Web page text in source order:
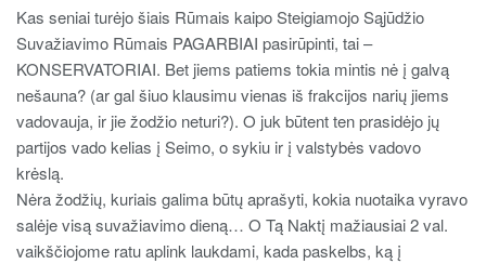
Kas seniai turėjo šiais Rūmais kaipo Steigiamojo Sąjūdžio
Suvažiavimo Rūmais PAGARBIAI pasirūpinti, tai –
KONSERVATORIAI. Bet jiems patiems tokia mintis nė į galvą
nešauna? (ar gal šiuo klausimu vienas iš frakcijos narių jiems
vadovauja, ir jie žodžio neturi?). O juk būtent ten prasidėjo jų
partijos vado kelias į Seimo, o sykiu ir į valstybės vadovo
krėslą.
Nėra žodžių, kuriais galima būtų aprašyti, kokia nuotaika vyravo
salėje visą suvažiavimo dieną… O Tą Naktį mažiausiai 2 val.
vaikščiojome ratu aplink laukdami, kada paskelbs, ką į